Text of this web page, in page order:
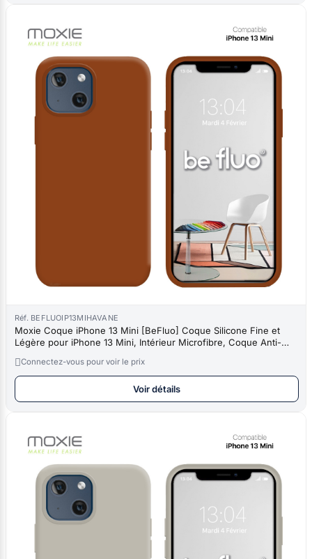
Réf. BEFLUOIP13MIHAVANE
Moxie Coque iPhone 13 Mini [BeFluo] Coque Silicone Fine et
Légère pour iPhone 13 Mini, Intérieur Microfibre, Coque Anti-
Connectez-vous pour voir le prix
Voir détails